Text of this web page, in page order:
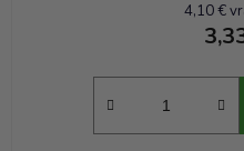
4,10 €